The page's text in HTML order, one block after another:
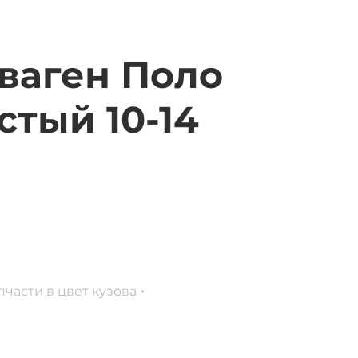
Поло
10-14
в цвет кузова